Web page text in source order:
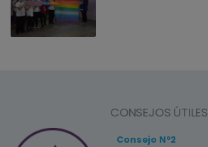
CONSEJOS ÚTILES
Consejo Nº2